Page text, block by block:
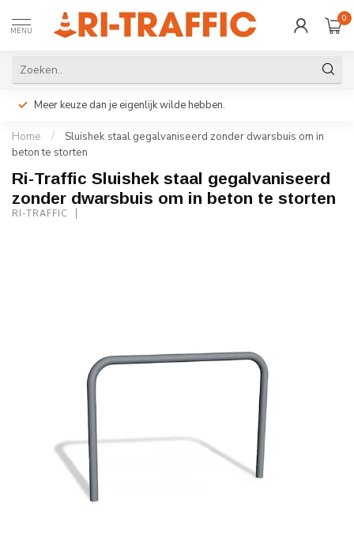
MENU
0
Meer keuze dan je eigenlijk wilde hebben.
Home /
Sluishek staal gegalvaniseerd zonder dwarsbuis om in
beton te storten
Ri-Traffic Sluishek staal gegalvaniseerd
zonder dwarsbuis om in beton te storten
RI-TRAFFIC